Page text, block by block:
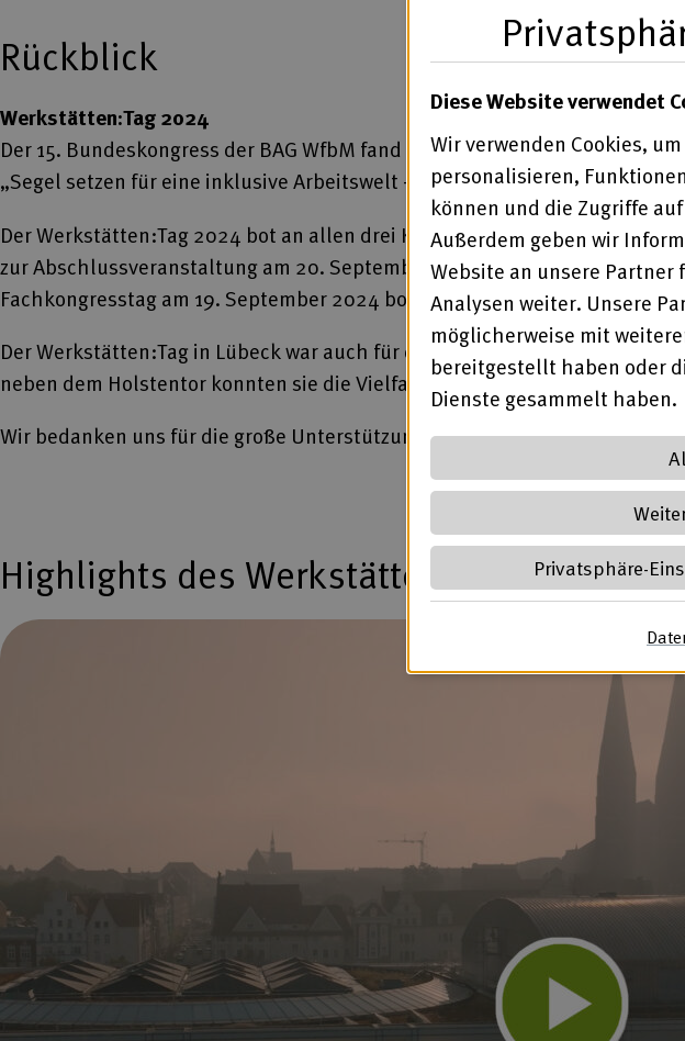
Rückblick
Werkstätten:Tag 2024
Der 15. Bundeskongress der BAG WfbM fand vom 18. bis zum 20.
„Segel setzen für eine inklusive Arbeitswelt – Werkstätten sind an Bord“.
Der Werkstätten:Tag 2024 bot an allen drei Kongresstagen ein
zur Abschlussveranstaltung am 20. September 2024 standen
Fachkongresstag am 19. September 2024 bot viele Vorträge und
Der Werkstätten:Tag in Lübeck war auch für die schleswig-
neben dem Holstentor konnten sie die Vielfalt der Werkstattleistung in
Wir bedanken uns für die große Unterstützung aller, die es ermöglicht
Highlights des Werkstätten:Tages 2024
Diese Website verwendet
Wir verwenden Cookies,
personalisieren,
können und die Zugriffe
Außerdem geben wir
Website an unsere Partner
Analysen weiter. Unsere
möglicherweise mit
bereitgestellt haben oder
Dienste gesammelt haben.
Privatsphäre-